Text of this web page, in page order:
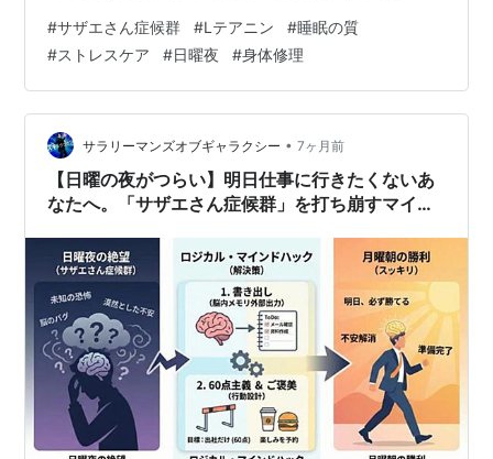
『脳』が、すでに「拒否反応」を起こしている証拠で
す。
#サザエさん症候群 #Lテアニン #睡眠の質
#ストレスケア #日曜夜 #身体修理
サラリーマンズオブギャラクシー • 7ヶ月前
【日曜の夜がつらい】明日仕事に行きたくないあ
なたへ。「サザエさん症候群」を打ち崩すマイン